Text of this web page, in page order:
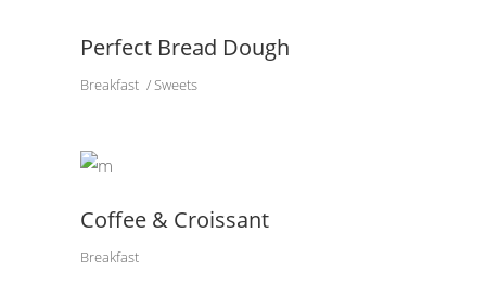
Perfect Bread Dough
Breakfast Sweets
Coffee & Croissant
Breakfast